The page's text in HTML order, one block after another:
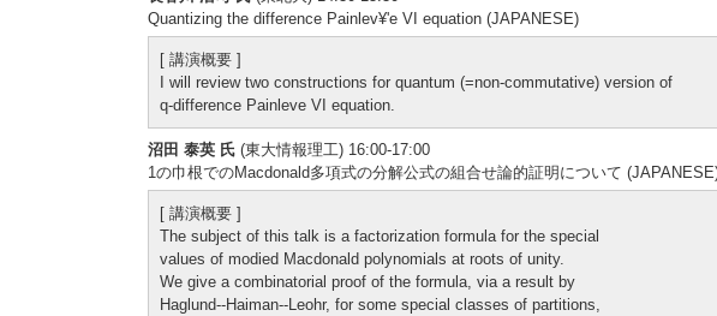
Quantizing the difference Painlev¥'e VI equation (JAPANESE)
[ 講演概要 ]
I will review two constructions for quantum (=non-commutative) version of
q-difference Painleve VI equation.
沼田 泰英 氏 (東大情報理工) 16:00-17:00
1の巾根でのMacdonald多項式の分解公式の組合せ論的証明について
[ 講演概要 ]
The subject of this talk is a factorization formula for the special
values of modied Macdonald polynomials at roots of unity.
We give a combinatorial proof of the formula, via a result by
Haglund--Haiman--Leohr, for some special classes of partitions,